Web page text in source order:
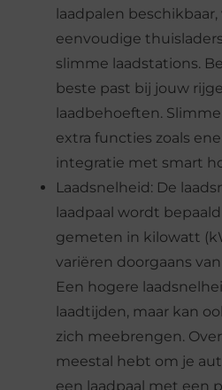
laadpalen
eenvoudige
slimme laadstations.
beste past bij jouw
laadbehoeften.
extra functies zoals
integratie met smart
Laadsnelheid: De
laadpaal wordt
gemeten in kilowatt
variëren doorgaans
Een hogere
laadtijden, maar kan
zich meebrengen.
meestal hebt om je
een laadpaal met een